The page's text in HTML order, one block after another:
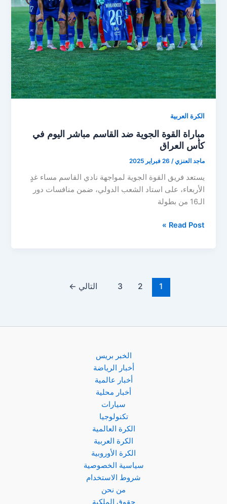
الكرة العربية
مباراة القوة الجوية ضد القاسم مباشر اليوم في
كأس العراق
ماجد العنزي/ 26 فبراير 2025
يستعد فريق القوة الجوية لمواجهة نادي القاسم مساء غدٍ
الأربعاء، على استاد الشعب الدولي، ضمن منافسات دور
الـ16 من بطولة
مباراة
Read Post »
1
2
3 التالي ←
الخبر بريس
أخبار الرياضة
أخبار عالمية
أخبار محلية
سيارات
تكنولوجيا
الكرة العالمية
الكرة العربية
الكرة الأوروبية
سياسية الخصوصية
شروط الاستخدام
من نحن
حقوق الملكية